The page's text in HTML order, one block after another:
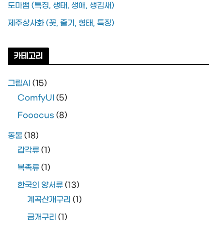
도마뱀 (특징, 생태, 생애, 생김새)
제주상사화 (꽃, 줄기, 형태, 특징)
카테고리
그림AI (15)
ComfyUI (5)
Fooocus (8)
동물 (18)
갑각류 (1)
복족류 (1)
한국의 양서류 (13)
계곡산개구리 (1)
금개구리 (1)